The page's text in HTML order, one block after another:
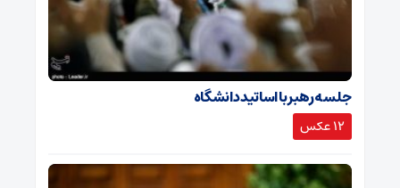
جلسه رهبر با اساتید دانشگاه
12 عکس